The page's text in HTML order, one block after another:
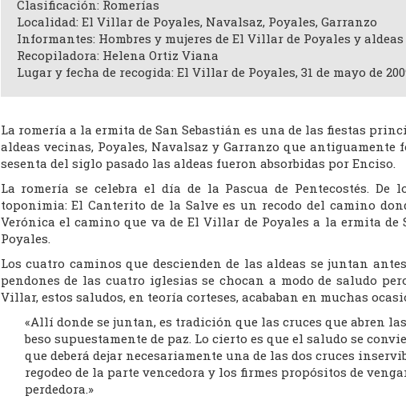
Clasificación: Romerías
Localidad: El Villar de Poyales, Navalsaz, Poyales, Garranzo
Informantes: Hombres y mujeres de El Villar de Poyales y
Recopiladora: Helena Ortiz Viana
Lugar y fecha de recogida: El Villar de Poyales, 31 de mayo de
La romería a la ermita de San Sebastián es una de las fiestas
aldeas vecinas, Poyales, Navalsaz y Garranzo que
sesenta del siglo pasado las aldeas fueron absorbidas por Enciso.
La romería se celebra el día de la Pascua de Pentecostés.
toponimia: El Canterito de la Salve es un recodo del camino
Verónica el camino que va de El Villar de Poyales a la ermita de
Poyales.
Los cuatro caminos que descienden de las aldeas se juntan
pendones de las cuatro iglesias se chocan a modo de saludo
Villar, estos saludos, en teoría corteses, acababan en muchas
«Allí donde se juntan, es tradición que las cruces que abren
beso supuestamente de paz. Lo cierto es que el saludo se
que deberá dejar necesariamente una de las dos cruces
regodeo de la parte vencedora y los firmes propósitos de
perdedora.»